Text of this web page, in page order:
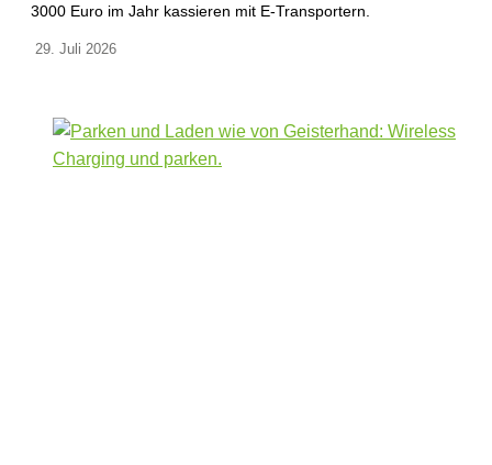
3000 Euro im Jahr kassieren mit E-Transportern.
29. Juli 2026